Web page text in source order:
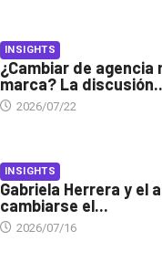
INSIGHTS
¿Cambiar de agencia
marca? La
2026/07/22
INSIGHTS
Gabriela Herrera y el
cambiarse el...
2026/07/16